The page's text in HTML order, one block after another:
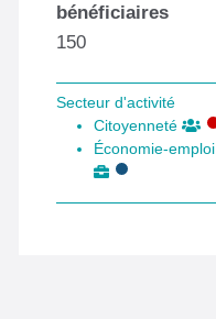
bénéficiaires
150
Secteur d'activité
Citoyenneté
Économie-emploi